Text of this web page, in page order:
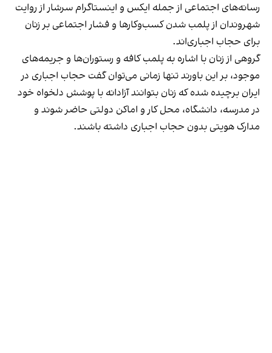
رسانه‎‌های اجتماعی از جمله ایکس و اینستاگرام سرشار از روایت
شهروندان از پلمب شدن کسب‌وکارها و فشار اجتماعی بر زنان
برای حجاب اجباری‌اند.
گروهی از زنان با اشاره به پلمب کافه و رستوران‌ها و جریمه‌های
موجود، بر این باورند تنها زمانی می‌توان گفت حجاب اجباری در
ایران برچیده شده که زنان بتوانند آزادانه با پوشش دلخواه خود
در مدرسه، دانشگاه، محل کار و اماکن دولتی حاضر شوند و
مدارک هویتی بدون حجاب اجباری داشته باشند.